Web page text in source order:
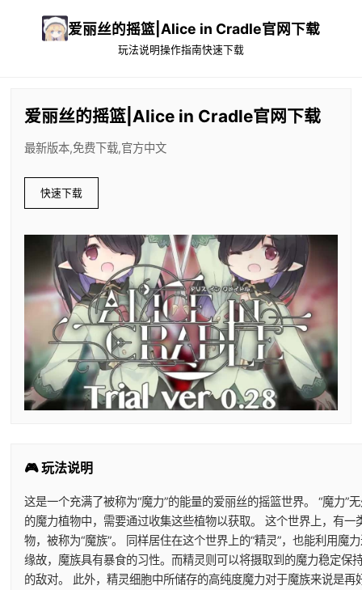
爱丽丝的摇篮|Alice in Cradle官网下载
玩法说明操作指南快速下载
爱丽丝的摇篮|Alice in Cradle官网下载
最新版本,免费下载,官方中文
快速下载
🎮 玩法说明
这是一个充满了被称为“魔力”的能量的爱丽丝的摇篮世界。 “魔力
的魔力植物中，需要通过收集这些植物以获取。 这个世界上，有
物，被称为“魔族”。 同样居住在这个世界上的“精灵”，也能利用
缘故，魔族具有暴食的习性。而精灵则可以将摄取到的魔力稳定
的敌对。 此外，精灵细胞中所储存的高纯度魔力对于魔族来说是